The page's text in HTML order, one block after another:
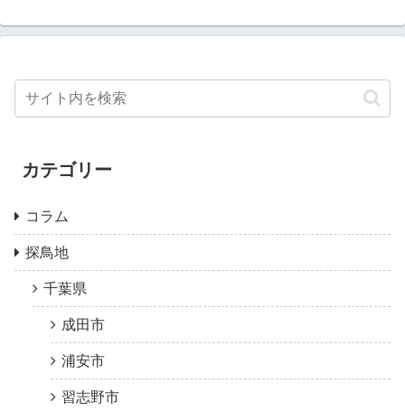
カテゴリー
コラム
探鳥地
千葉県
成田市
浦安市
習志野市